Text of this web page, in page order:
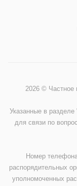
2026 © Частное
Указанные в
для связи по
Номер
распорядительных
уполномоченных